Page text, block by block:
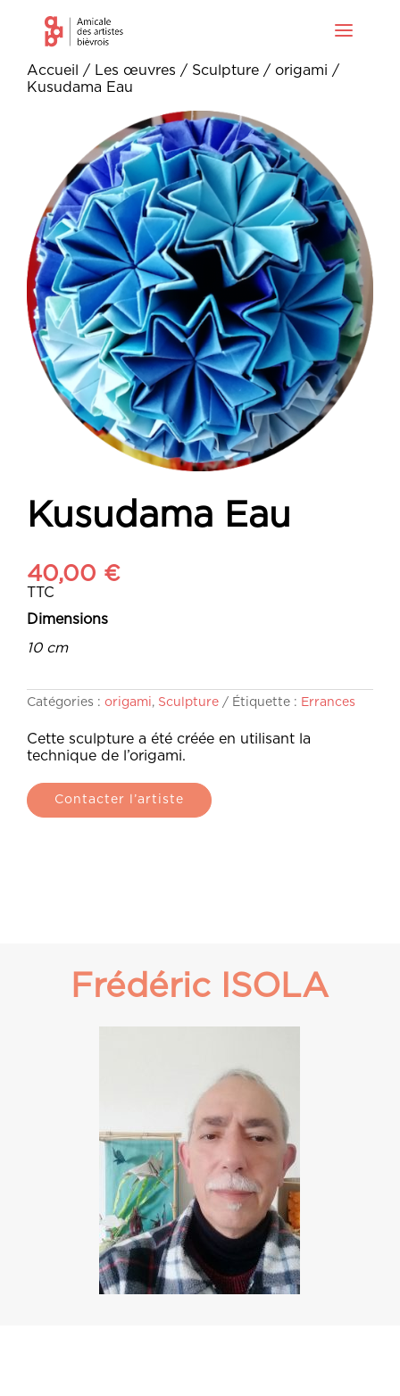
Accueil / Les œuvres / Sculpture / origami /
Kusudama Eau
Kusudama Eau
40,00 €
TTC
Dimensions
10 cm
Catégories : origami, Sculpture Étiquette : Errances
Cette sculpture a été créée en utilisant la
technique de l’origami.
Contacter l’artiste
Frédéric ISOLA